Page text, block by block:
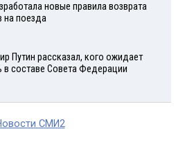
новые правила возврата
на поезда
Путин рассказал, кого ожидает
в составе Совета Федерации
СМИ2